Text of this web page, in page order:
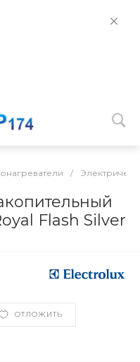
/
Flash Silver
ОТЛОЖИТЬ